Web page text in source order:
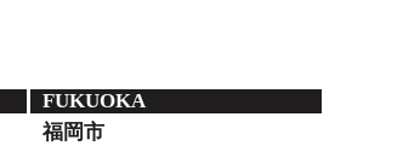
FUKUOKA
福岡市